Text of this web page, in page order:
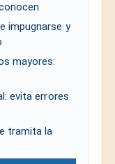
impugnarse y
mayores:
evita errores
tramita la